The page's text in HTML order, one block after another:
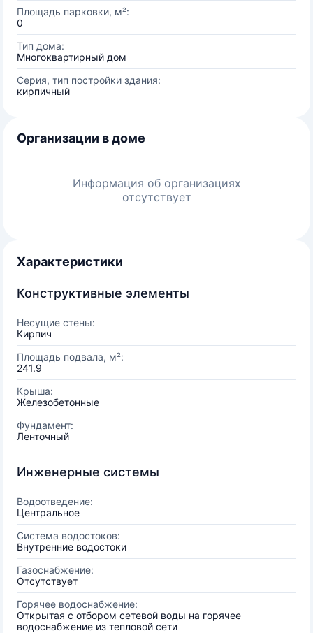
Площадь парковки, м²:
0
Тип дома:
Многоквартирный дом
Серия, тип постройки здания:
кирпичный
Организации в доме
Информация об организациях
отсутствует
Характеристики
Конструктивные элементы
Несущие стены:
Кирпич
Площадь подвала, м²:
241.9
Крыша:
Железобетонные
Фундамент:
Ленточный
Инженерные системы
Водоотведение:
Центральное
Система водостоков:
Внутренние водостоки
Газоснабжение:
Отсутствует
Горячее водоснабжение:
Открытая с отбором сетевой воды на горячее
водоснабжение из тепловой сети